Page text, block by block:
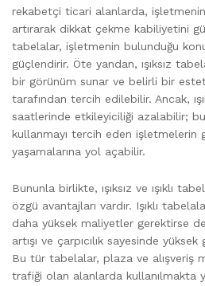
rekabetçi ticari alanlarda,
artırarak dikkat çekme kabiliyetini
tabelalar, işletmenin bulunduğu
güçlendirir. Öte yandan, ışıksız
bir görünüm sunar ve belirli bir
tarafından tercih edilebilir. Ancak,
saatlerinde etkileyiciliği azalabilir; bu
kullanmayı tercih eden işletmelerin
yaşamalarına yol açabilir.
Bununla birlikte, ışıksız ve ışıklı
özgü avantajları vardır. Işıklı
daha yüksek maliyetler gerektirse
artışı ve çarpıcılık sayesinde
Bu tür tabelalar, plaza ve alışveriş
trafiği olan alanlarda kullanılmakta